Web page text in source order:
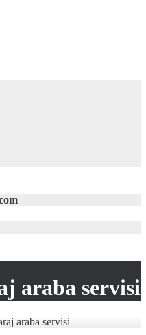
araba servisi
araba servisi